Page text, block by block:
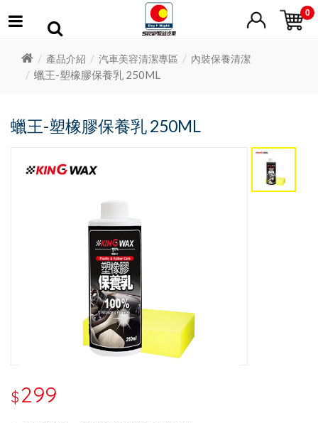
0
產品介紹 汽車美容清潔專區 內裝保養清潔
蠟王-塑橡膠保養乳 250ML
蠟王-塑橡膠保養乳 250ML
$299